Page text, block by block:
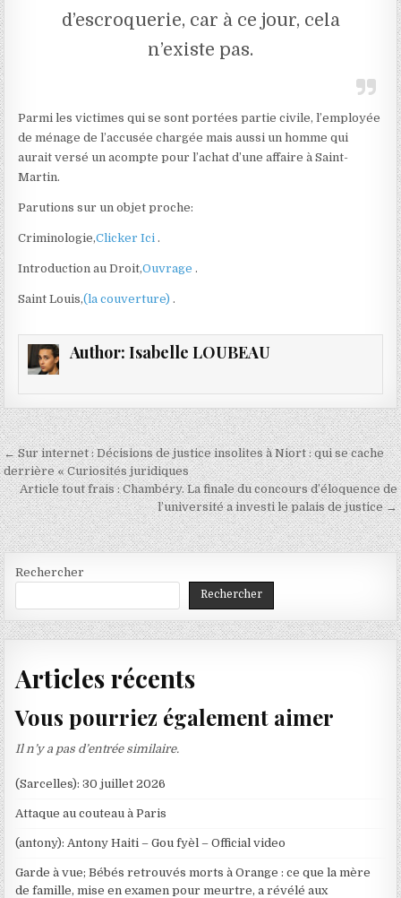
d’escroquerie, car à ce jour, cela
n’existe pas.
Parmi les victimes qui se sont portées partie civile, l’employée
de ménage de l’accusée chargée mais aussi un homme qui
aurait versé un acompte pour l’achat d’une affaire à Saint-
Martin.
Parutions sur un objet proche:
Criminologie,Clicker Ici .
Introduction au Droit,Ouvrage .
Saint Louis,(la couverture) .
Author: Isabelle LOUBEAU
Navigation
de
l’article
← Sur internet : Décisions de justice insolites à Niort : qui se cache
derrière « Curiosités juridiques
Article tout frais : Chambéry. La finale du concours d’éloquence de
l’université a investi le palais de justice →
Rechercher
Rechercher
Articles récents
Vous pourriez également aimer
Il n’y a pas d’entrée similaire.
(Sarcelles): 30 juillet 2026
Attaque au couteau à Paris
(antony): Antony Haiti – Gou fyèl – Official video
Garde à vue; Bébés retrouvés morts à Orange : ce que la mère
de famille, mise en examen pour meurtre, a révélé aux